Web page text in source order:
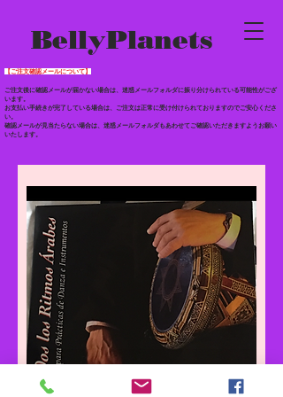
BellyPlanets
【ご注文確認メールについて】
ご注文後に確認メールが届かない場合は、迷惑メールフォルダに振り分けられている可能性がござ
います。
お支払い手続きが完了している場合は、ご注文は正常に受け付けられておりますのでご安心くださ
い。
確認メールが見当たらない場合は、迷惑メールフォルダもあわせてご確認いただきますようお願い
いたします。